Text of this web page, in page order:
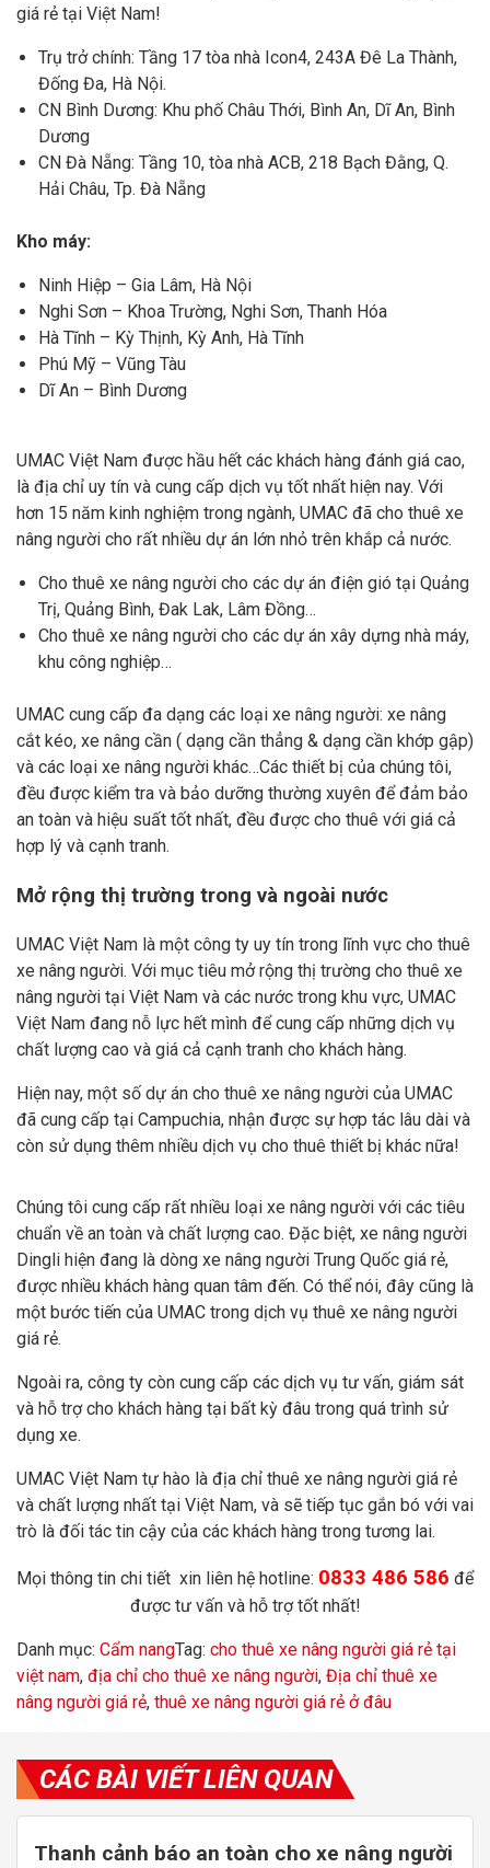
giá rẻ tại Việt Nam!
Trụ trở chính: Tầng 17 tòa nhà Icon4, 243A Đê La Thành,
Đống Đa, Hà Nội.
CN Bình Dương: Khu phố Châu Thới, Bình An, Dĩ An, Bình
Dương
CN Đà Nẵng: Tầng 10, tòa nhà ACB, 218 Bạch Đằng, Q.
Hải Châu, Tp. Đà Nẵng
Kho máy:
Ninh Hiệp – Gia Lâm, Hà Nội
Nghi Sơn – Khoa Trường, Nghi Sơn, Thanh Hóa
Hà Tĩnh – Kỳ Thịnh, Kỳ Anh, Hà Tĩnh
Phú Mỹ – Vũng Tàu
Dĩ An – Bình Dương
UMAC Việt Nam được hầu hết các khách hàng đánh giá cao,
là địa chỉ uy tín và cung cấp dịch vụ tốt nhất hiện nay. Với
hơn 15 năm kinh nghiệm trong ngành, UMAC đã cho thuê xe
nâng người cho rất nhiều dự án lớn nhỏ trên khắp cả nước.
Cho thuê xe nâng người cho các dự án điện gió tại Quảng
Trị, Quảng Bình, Đak Lak, Lâm Đồng…
Cho thuê xe nâng người cho các dự án xây dựng nhà máy,
khu công nghiệp…
UMAC cung cấp đa dạng các loại xe nâng người: xe nâng
cắt kéo, xe nâng cần ( dạng cần thẳng & dạng cần khớp gập)
và các loại xe nâng người khác…Các thiết bị của chúng tôi,
đều được kiểm tra và bảo dưỡng thường xuyên để đảm bảo
an toàn và hiệu suất tốt nhất, đều được cho thuê với giá cả
hợp lý và cạnh tranh.
Mở rộng thị trường trong và ngoài nước
UMAC Việt Nam là một công ty uy tín trong lĩnh vực cho thuê
xe nâng người. Với mục tiêu mở rộng thị trường cho thuê xe
nâng người tại Việt Nam và các nước trong khu vực, UMAC
Việt Nam đang nỗ lực hết mình để cung cấp những dịch vụ
chất lượng cao và giá cả cạnh tranh cho khách hàng.
Hiện nay, một số dự án cho thuê xe nâng người của UMAC
đã cung cấp tại Campuchia, nhận được sự hợp tác lâu dài và
còn sử dụng thêm nhiều dịch vụ cho thuê thiết bị khác nữa!
Chúng tôi cung cấp rất nhiều loại xe nâng người với các tiêu
chuẩn về an toàn và chất lượng cao. Đặc biệt, xe nâng người
Dingli hiện đang là dòng xe nâng người Trung Quốc giá rẻ,
được nhiều khách hàng quan tâm đến. Có thể nói, đây cũng là
một bước tiến của UMAC trong dịch vụ thuê xe nâng người
giá rẻ.
Ngoài ra, công ty còn cung cấp các dịch vụ tư vấn, giám sát
và hỗ trợ cho khách hàng tại bất kỳ đâu trong quá trình sử
dụng xe.
UMAC Việt Nam tự hào là địa chỉ thuê xe nâng người giá rẻ
và chất lượng nhất tại Việt Nam, và sẽ tiếp tục gắn bó với vai
trò là đối tác tin cậy của các khách hàng trong tương lai.
Mọi thông tin chi tiết xin liên hệ hotline: 0833 486 586 để
được tư vấn và hỗ trợ tốt nhất!
Danh mục: Cẩm nangTag: cho thuê xe nâng người giá rẻ tại
việt nam, địa chỉ cho thuê xe nâng người, Địa chỉ thuê xe
nâng người giá rẻ, thuê xe nâng người giá rẻ ở đâu
CÁC BÀI VIẾT LIÊN QUAN
Thanh cảnh báo an toàn cho xe nâng người